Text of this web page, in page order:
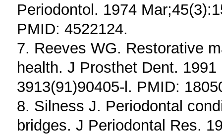
Periodontol. 1974
PMID: 4522124.
7. Reeves WG. Restorative
health. J Prosthet Dent.
3913(91)90405-l. PMID:
8. Silness J. Periodontal
bridges. J Periodontal Res.